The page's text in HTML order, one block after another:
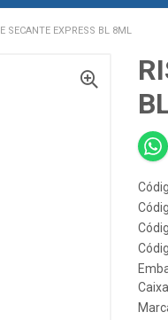
SECANTE EXPRESS BL 8ML